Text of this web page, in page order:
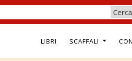
LIBRI SCAFFALI